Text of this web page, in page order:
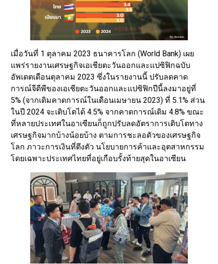
เมื่อวันที่ 1 ตุลาคม 2023 ธนาคารโลก (World Bank) เผย
แพร่รายงานเศรษฐกิจเอเชียตะวันออกและแปซิฟิกฉบับ
อัพเดตเดือนตุลาคม 2023 ซึ่งในรายงานนี้ ปรับลดคาด
การณ์จีดีพีของเอเชียตะวันออกและแปซิฟิกปีนี้ลงมาอยู่ที่
5% (จากเดิมคาดการณ์ในเดือนเมษายน 2023) ที่ 5.1% ส่วน
ในปี 2024 จะเติบโตได้ 4.5% จากคาดการณ์เดิม 4.8% ขณะ
ที่หลายประเทศในอาเซียนก็ถูกปรับลดอัตราการเติบโตทาง
เศรษฐกิจมากบ้างน้อยบ้าง ตามการชะลอตัวของเศรษฐกิจ
โลก ภาวะการเงินที่ตึงตัว นโยบายการค้าและอุตสาหกรรม
โดยเฉพาะประเทศไทยที่อยู่เกือบรั้งท้ายสุดในอาเซียน